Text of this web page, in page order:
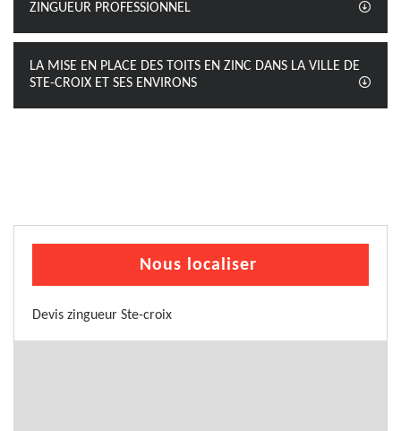
ZINGUEUR PROFESSIONNEL
LA MISE EN PLACE DES TOITS EN ZINC DANS LA VILLE DE
STE-CROIX ET SES ENVIRONS
Nous localiser
Devis zingueur Ste-croix